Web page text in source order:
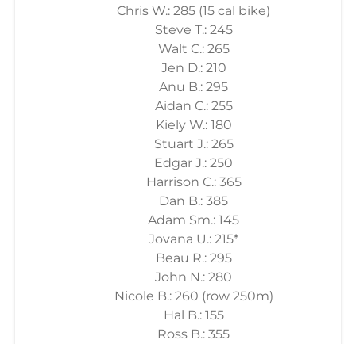
Chris W.: 285 (15 cal bike)
Steve T.: 245
Walt C.: 265
Jen D.: 210
Anu B.: 295
Aidan C.: 255
Kiely W.: 180
Stuart J.: 265
Edgar J.: 250
Harrison C.: 365
Dan B.: 385
Adam Sm.: 145
Jovana U.: 215*
Beau R.: 295
John N.: 280
Nicole B.: 260 (row 250m)
Hal B.: 155
Ross B.: 355